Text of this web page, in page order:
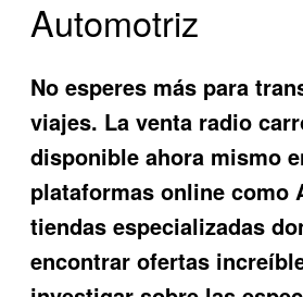
Automotriz
No esperes más para
viajes. Laventa radio
disponible ahora mismo
plataformas online como
tiendas especializadas
encontrar ofertas